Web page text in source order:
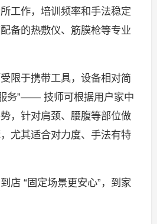
工作，培训频率和手法稳定
备的热敷仪、筋膜枪等专业
于携带工具，设备相对简
务”—— 技师可根据用户家中
，针对肩颈、腰腹等部位做
尤其适合对力度、手法有特
“固定场景更安心”，到家